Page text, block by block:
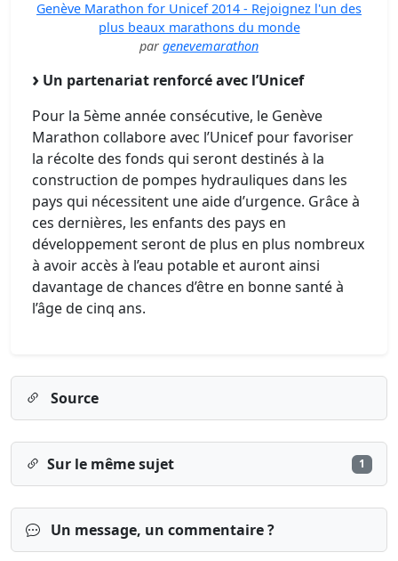
Genève Marathon for Unicef 2014 - Rejoignez l'un des
plus beaux marathons du monde
par genevemarathon
Un partenariat renforcé avec l’Unicef
Pour la 5ème année consécutive, le Genève
Marathon collabore avec l’Unicef pour favoriser
la récolte des fonds qui seront destinés à la
construction de pompes hydrauliques dans les
pays qui nécessitent une aide d’urgence. Grâce à
ces dernières, les enfants des pays en
développement seront de plus en plus nombreux
à avoir accès à l’eau potable et auront ainsi
davantage de chances d’être en bonne santé à
l’âge de cinq ans.
Source
Sur le même sujet 1
Un message, un commentaire ?